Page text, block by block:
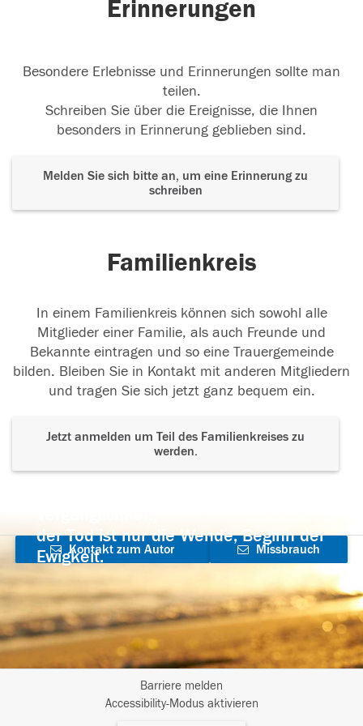
Erinnerungen
Besondere Erlebnisse und Erinnerungen sollte man
teilen.
Schreiben Sie über die Ereignisse, die Ihnen
besonders in Erinnerung geblieben sind.
Melden Sie sich bitte an, um eine Erinnerung zu
schreiben
Familienkreis
In einem Familienkreis können sich sowohl alle
Mitglieder einer Familie, als auch Freunde und
Bekannte eintragen und so eine Trauergemeinde
bilden. Bleiben Sie in Kontakt mit anderen Mitgliedern
und tragen Sie sich jetzt ganz bequem ein.
Jetzt anmelden um Teil des Familienkreises zu
werden.
der Tod ist nur die Wende, Beginn der
Ewigkeit.
Kontakt zum Autor
aufnehmen
Missbrauch
Barriere melden
Accessibility-Modus aktivieren